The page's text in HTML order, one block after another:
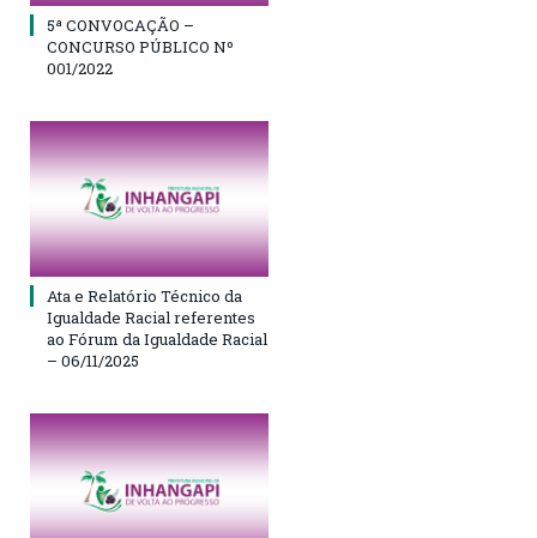
5ª CONVOCAÇÃO –
CONCURSO PÚBLICO Nº
001/2022
Ata e Relatório Técnico da
Igualdade Racial referentes
ao Fórum da Igualdade Racial
– 06/11/2025